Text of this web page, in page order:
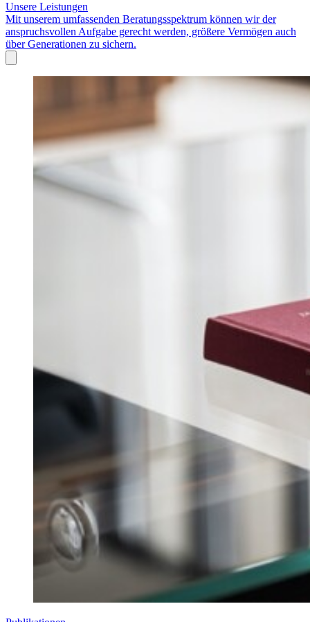
Unsere Leistungen
Mit unserem umfassenden Beratungsspektrum können wir der
anspruchsvollen Aufgabe gerecht werden, größere Vermögen auch
über Generationen zu sichern.